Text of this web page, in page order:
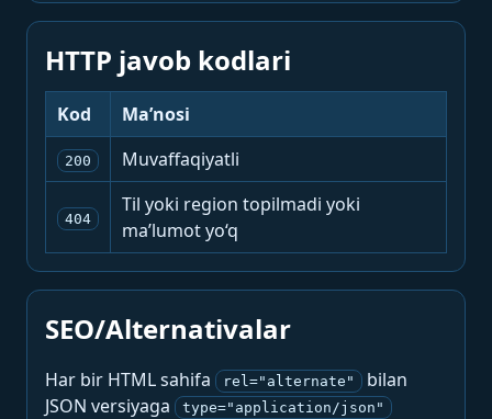
HTTP javob kodlari
Kod Ma’nosi
200 Muvaffaqiyatli
404
Til yoki region topilmadi yoki
ma’lumot yo‘q
SEO/Alternativalar
Har bir HTML sahifa rel="alternate"
bilan
JSON versiyaga
type="application/json"